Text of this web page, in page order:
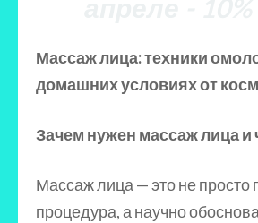
Массаж лица: техники
домашних условиях от
Зачем нужен массаж лица и
Массаж лица — это не просто
процедура, а научно